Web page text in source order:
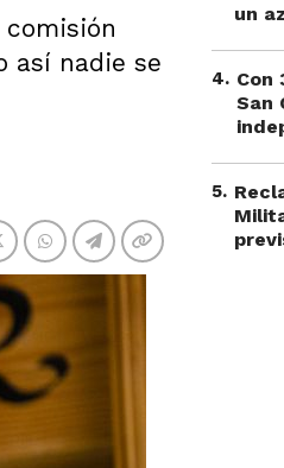
así nadie se
un
4. Con
San
5.